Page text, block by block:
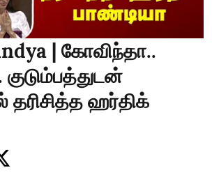
| கோவிந்தா..
தரிசித்த ஹர்திக்